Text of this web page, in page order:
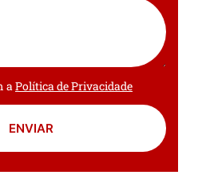
a Política de Privacidade
ENVIAR